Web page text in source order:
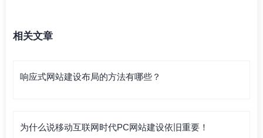
相关文章
响应式网站建设布局的方法有哪些？
为什么说移动互联网时代PC网站建设依旧重要！